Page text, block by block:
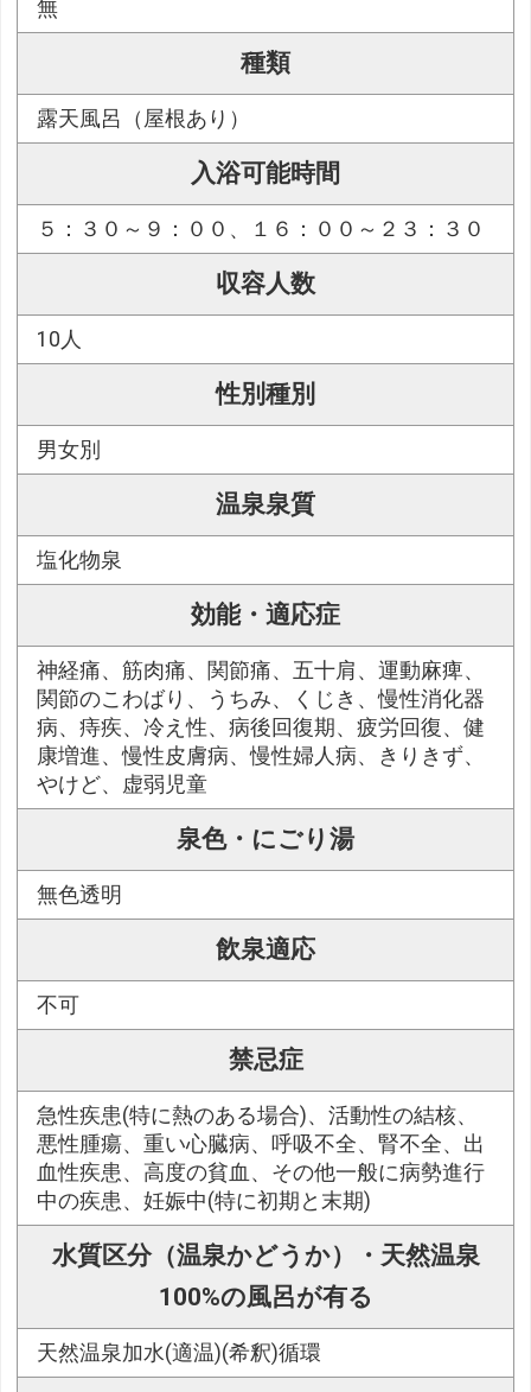
無
種類
露天風呂（屋根あり）
入浴可能時間
５：３０～９：００、１６：００～２３：３０
収容人数
10人
性別種別
男女別
温泉泉質
塩化物泉
効能・適応症
神経痛、筋肉痛、関節痛、五十肩、運動麻痺、
関節のこわばり、うちみ、くじき、慢性消化器
病、痔疾、冷え性、病後回復期、疲労回復、健
康増進、慢性皮膚病、慢性婦人病、きりきず、
やけど、虚弱児童
泉色・にごり湯
無色透明
飲泉適応
不可
禁忌症
急性疾患(特に熱のある場合)、活動性の結核、
悪性腫瘍、重い心臓病、呼吸不全、腎不全、出
血性疾患、高度の貧血、その他一般に病勢進行
中の疾患、妊娠中(特に初期と末期)
水質区分（温泉かどうか）・天然温泉
100%の風呂が有る
天然温泉加水(適温)(希釈)循環